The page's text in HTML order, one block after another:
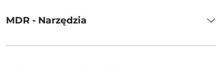
MDR - Narzędzia